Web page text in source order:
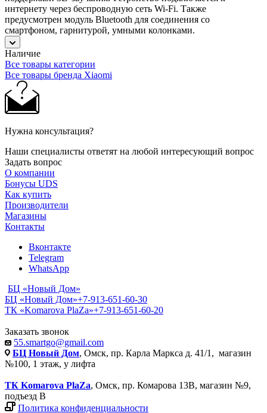
интернету через беспроводную сеть Wi-Fi. Также
предусмотрен модуль Bluetooth для соединения со
смартфоном, гарнитурой, умными колонками.
Наличие
Все товары категории
Все товары бренда Xiaomi
Нужна консультация?
Наши специалисты ответят на любой интересующий вопрос
Задать вопрос
О компании
Бонусы UDS
Как купить
Производители
Магазины
Контакты
Вконтакте
Telegram
WhatsApp
БЦ «Новый Дом»
БЦ «Новый Дом»+7-913-651-60-30
ТК «Komarova PlaZa»+7-913-651-60-20
Заказать звонок
55.smartgo@gmail.com
БЦ Новый Дом, Омск, пр. Карла Маркса д. 41/1, магазин
№100, 1 этаж, у лифта
ТК Komarova PlaZa, Омск, пр. Комарова 13В, магазин №9,
подъезд В
Политика конфиденциальности